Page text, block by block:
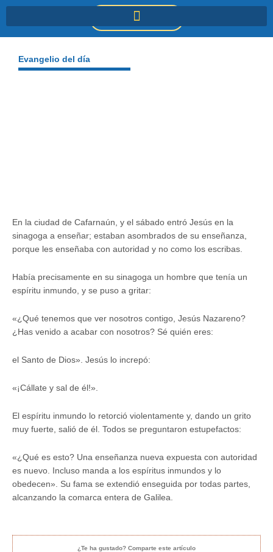
DONACIONES
Evangelio del día
En la ciudad de Cafarnaún, y el sábado entró Jesús en la
sinagoga a enseñar; estaban asombrados de su enseñanza,
porque les enseñaba con autoridad y no como los escribas.
Había precisamente en su sinagoga un hombre que tenía un
espíritu inmundo, y se puso a gritar:
«¿Qué tenemos que ver nosotros contigo, Jesús Nazareno?
¿Has venido a acabar con nosotros? Sé quién eres:
el Santo de Dios». Jesús lo increpó:
«¡Cállate y sal de él!».
El espíritu inmundo lo retorció violentamente y, dando un grito
muy fuerte, salió de él. Todos se preguntaron estupefactos:
«¿Qué es esto? Una enseñanza nueva expuesta con autoridad
es nuevo. Incluso manda a los espíritus inmundos y lo
obedecen». Su fama se extendió enseguida por todas partes,
alcanzando la comarca entera de Galilea.
¿Te ha gustado? Comparte este artículo